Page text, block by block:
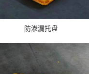
防渗漏托盘